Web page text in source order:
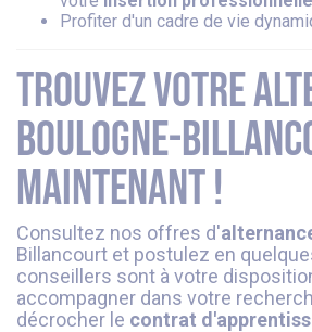
Profiter d'un cadre de vie
Trouvez votre
Boulogne-
maintenant !
Consultez nos offres d'
Billancourt et postulez en
conseillers sont à votre
accompagner dans votre
décrocher le contrat